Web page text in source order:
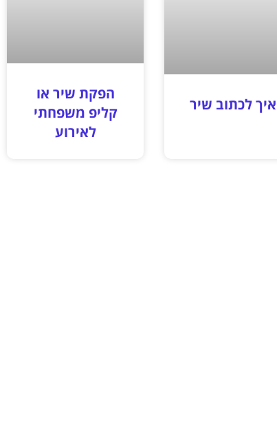
איך לכתוב שיר
הפקת שיר או
קליפ משפחתי
לאירוע